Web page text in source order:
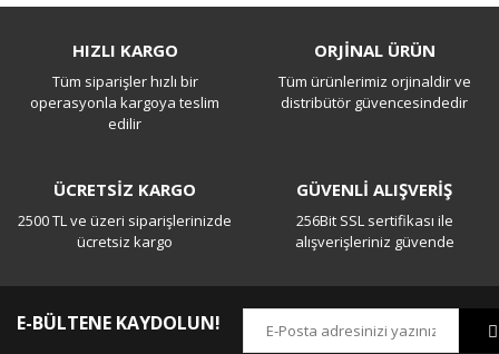
Yorum Yaz
HIZLI KARGO
Tüm siparişler hızlı bir
operasyonla kargoya teslim
edilir
ORJİNAL ÜRÜN
Tüm ürünlerimiz orjinaldir ve
distribütör güvencesindedir
ÜCRETSİZ KARGO
2500 TL ve üzeri siparişlerinizde
ücretsiz kargo
GÜVENLİ ALIŞVERİŞ
256Bit SSL sertifikası ile
alışverişleriniz güvende
E-BÜLTENE KAYDOLUN!